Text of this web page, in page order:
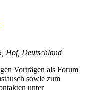
Hof, Deutschland
Vorträgen als Forum
sowie zum
unter